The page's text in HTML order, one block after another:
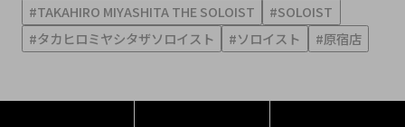
#TAKAHIRO MIYASHITA THE SOLOIST
#SOLOIST
#タカヒロミヤシタザソロイスト
#ソロイスト #原宿店